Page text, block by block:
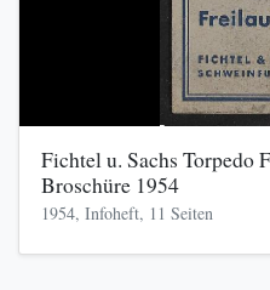
Fichtel u. Sachs Torpedo
Broschüre 1954
1954, Infoheft, 11 Seiten